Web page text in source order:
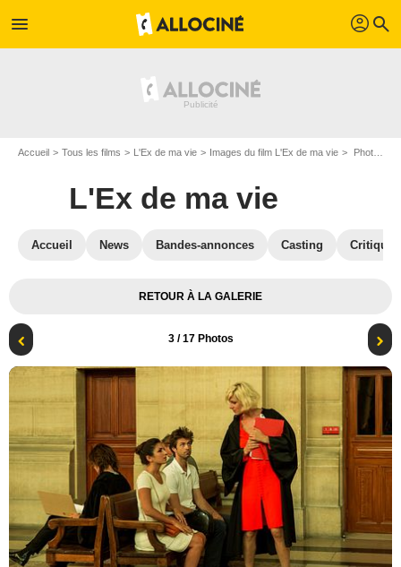
menu profil search
Accueil Tous les films L'Ex de ma vie Images du film L'Ex de ma vie Photo du film L'Ex de ma vie - Photo 3
L'Ex de ma vie
Accueil News Bandes-annonces Casting
RETOUR À LA GALERIE
3/ 17 Photos